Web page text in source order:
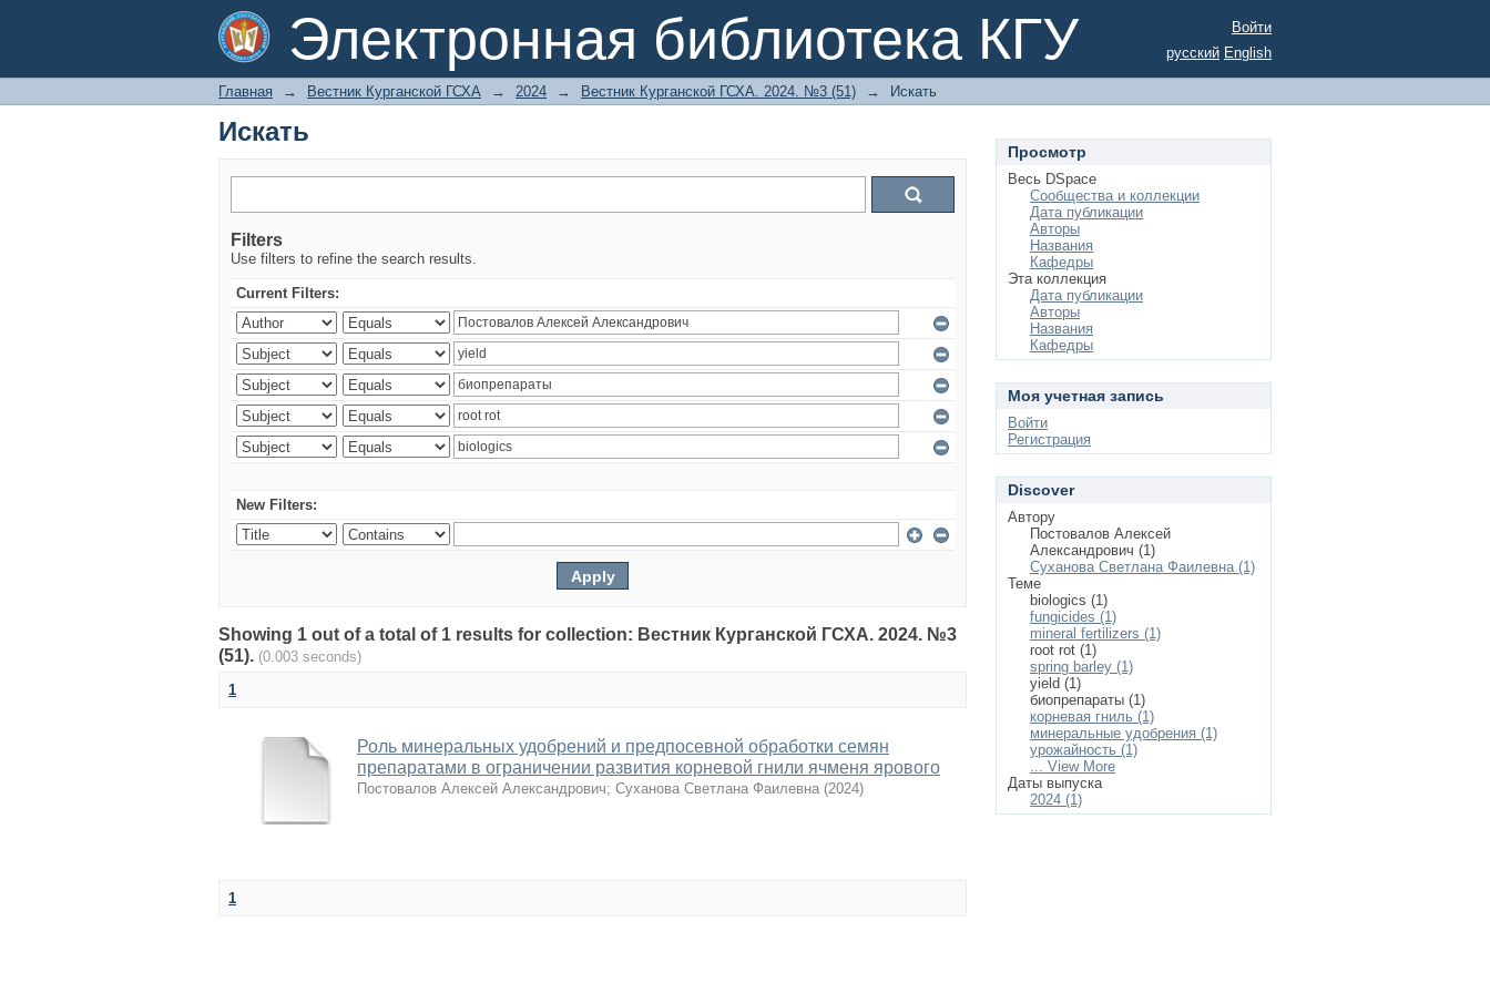
Электронная библиотека КГУ
Искать
Войти
русский English
Главная → Вестник Курганской ГСХА → 2024 → Вестник Курганской ГСХА. 2024. №3 (51) → Искать
Искать
Filters
Use filters to refine the search results.
Current Filters:
New Filters:
Showing 1 out of a total of 1 results for collection: Вестник Курганской ГСХА. 2024. №3
(51). (0.003 seconds)
1
Роль минеральных удобрений и предпосевной обработки семян
препаратами в ограничении развития корневой гнили ячменя ярового
Постовалов Алексей Александрович; Суханова Светлана Фаилевна (2024)
1
Просмотр
Весь DSpace
Сообщества и коллекции
Дата публикации
Авторы
Названия
Кафедры
Эта коллекция
Дата публикации
Авторы
Названия
Кафедры
Моя учетная запись
Войти
Регистрация
Discover
Автору
Постовалов Алексей
Александрович (1)
Суханова Светлана Фаилевна (1)
Теме
biologics (1)
fungicides (1)
mineral fertilizers (1)
root rot (1)
spring barley (1)
yield (1)
биопрепараты (1)
корневая гниль (1)
минеральные удобрения (1)
урожайность (1)
... View More
Даты выпуска
2024 (1)